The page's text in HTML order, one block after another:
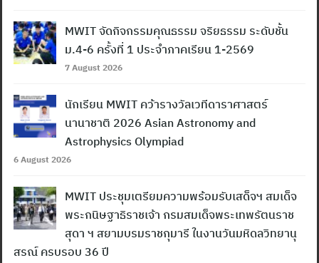
MWIT จัดกิจกรรมคุณธรรม จริยธรรม ระดับชั้น
ม.4-6 ครั้งที่ 1 ประจำภาคเรียน 1-2569
7 August 2026
นักเรียน MWIT คว้ารางวัลเวทีดาราศาสตร์
นานาชาติ 2026 Asian Astronomy and
Astrophysics Olympiad
6 August 2026
MWIT ประชุมเตรียมความพร้อมรับเสด็จฯ สมเด็จ
พระกนิษฐาธิราชเจ้า กรมสมเด็จพระเทพรัตนราช
สุดา ฯ สยามบรมราชกุมารี ในงานวันมหิดลวิทยานุ
สรณ์ ครบรอบ 36 ปี